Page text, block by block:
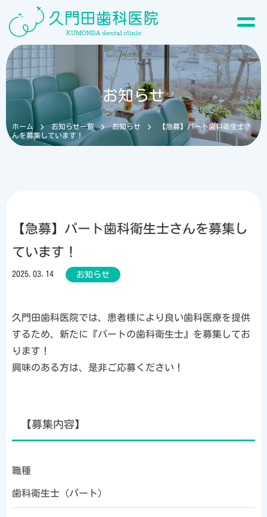
お知らせ
ホーム お知らせ一覧 お知らせ
【急募】パート歯科衛生士さ
んを募集しています！
【急募】パート歯科衛生士さんを募集し
ています！
2025.03.14 お知らせ
久門田歯科医院では、患者様により良い歯科医療を提供
するため、新たに『パートの歯科衛生士』を募集してお
ります！
興味のある方は、是非ご応募ください！
【募集内容】
職種
歯科衛生士（パート）